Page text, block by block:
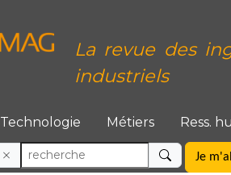
La revue des
industriels
Technologie Métiers Ress.
Je